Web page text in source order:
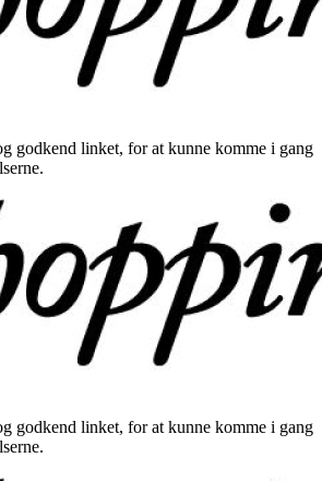
godkend linket, for at kunne komme i gang
godkend linket, for at kunne komme i gang